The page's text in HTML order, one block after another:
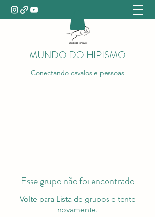
MUNDO DO HIPISMO
Conectando cavalos e pessoas
Esse grupo não foi encontrado
Volte para Lista de grupos e tente
novamente.